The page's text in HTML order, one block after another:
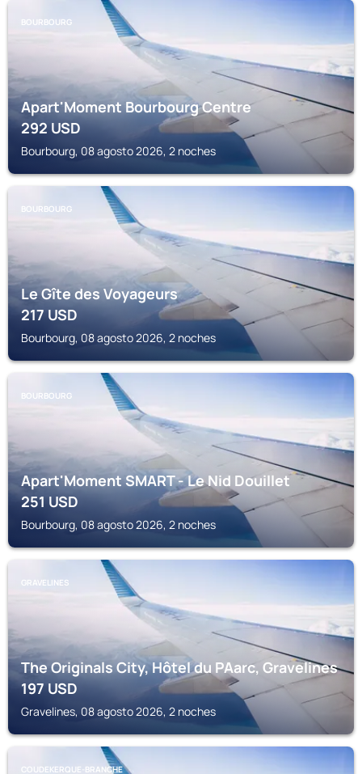
BOURBOURG
Apart'Moment Bourbourg Centre
292USD
Bourbourg, 08 agosto 2026, 2 noches
BOURBOURG
Le Gîte des Voyageurs
217USD
Bourbourg, 08 agosto 2026, 2 noches
BOURBOURG
Apart'Moment SMART - Le Nid Douillet
251USD
Bourbourg, 08 agosto 2026, 2 noches
GRAVELINES
The Originals City, Hôtel du PAarc, Gravelines
197USD
Gravelines, 08 agosto 2026, 2 noches
COUDEKERQUE-BRANCHE